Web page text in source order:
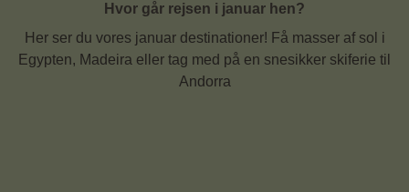
Hvor går rejsen i januar hen?
Her ser du vores januar destinationer! Få masser af sol i
Egypten, Madeira eller tag med på en snesikker skiferie til
Andorra